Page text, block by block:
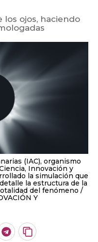
ojos, haciendo
(IAC), organismo
Innovación y
la simulación que
la estructura de la
del fenómeno
Y
Telegram
Copiar